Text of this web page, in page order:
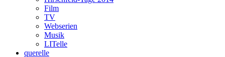
Film
TV
Webserien
Musik
LITelle
querelle